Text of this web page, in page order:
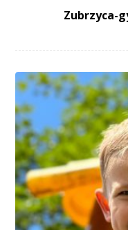
Zubrzyca-